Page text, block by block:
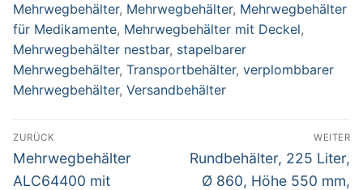
Mehrwegbehälter, Mehrwegbehälter, Mehrwegbehälter
für Medikamente, Mehrwegbehälter mit Deckel,
Mehrwegbehälter nestbar, stapelbarer
Mehrwegbehälter, Transportbehälter, verplombbarer
Mehrwegbehälter, Versandbehälter
Beitragsnavigation
ZURÜCK
Vorheriger
Beitrag:
Mehrwegbehälter
ALC64400 mit
WEITER
Nächster
Beitrag:
Rundbehälter, 225 Liter,
Ø 860, Höhe 550 mm,